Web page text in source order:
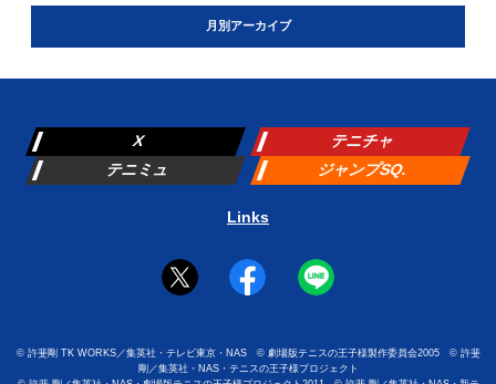
月別アーカイブ
X
テニチャ
テニミュ
ジャンプSQ.
Links
©許斐剛 TK WORKS／集英社・テレビ東京・NAS ©劇場版テニスの王子様製作委員会2005 ©許斐
剛／集英社・NAS・テニスの王子様プロジェクト